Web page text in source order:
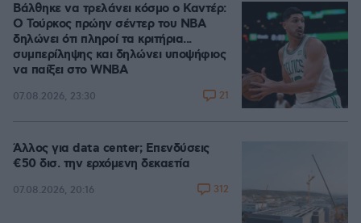
Βάλθηκε να τρελάνει κόσμο ο Καντέρ:
Ο Τούρκος πρώην σέντερ του NBA
δηλώνει ότι πληροί τα κριτήρια...
συμπερίληψης και δηλώνει υποψήφιος
να παίξει στο WNBA
07.08.2026, 23:30 21
Άλλος για data center; Επενδύσεις
€50 δισ. την ερχόμενη δεκαετία
07.08.2026, 20:16 312